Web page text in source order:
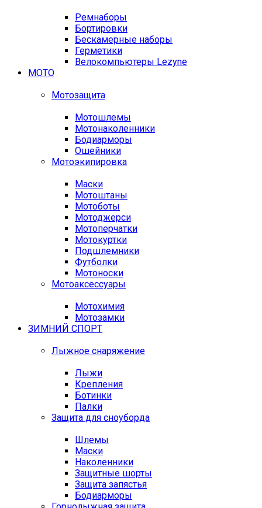
Ремнаборы
Бортировки
Бескамерные наборы
Герметики
Велокомпьютеры Lezyne
МОТО
Мотозащита
Мотошлемы
Мотонаколенники
Бодиарморы
Ошейники
Мотоэкипировка
Маски
Мотоштаны
Мотоботы
Мотоджерси
Мотоперчатки
Мотокуртки
Подшлемники
Футболки
Мотоноски
Мотоаксессуары
Мотохимия
Мотозамки
ЗИМНИЙ СПОРТ
Лыжное снаряжение
Лыжи
Крепления
Ботинки
Палки
Защита для сноуборда
Шлемы
Маски
Наколенники
Защитные шорты
Защита запястья
Бодиарморы